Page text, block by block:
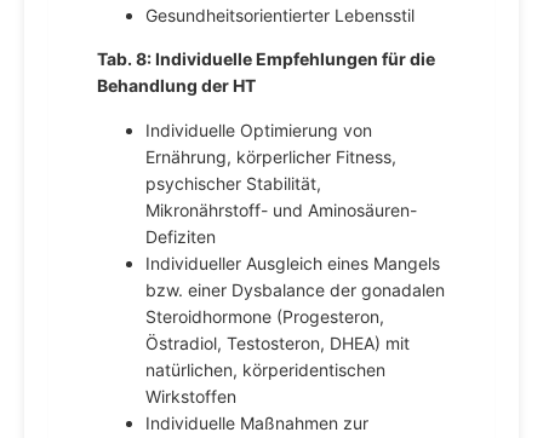
Gesundheitsorientierter Lebensstil
Tab. 8: Individuelle Empfehlungen für die
Behandlung der HT
Individuelle Optimierung von
Ernährung, körperlicher Fitness,
psychischer Stabilität,
Mikronährstoff- und Aminosäuren-
Defiziten
Individueller Ausgleich eines Mangels
bzw. einer Dysbalance der gonadalen
Steroidhormone (Progesteron,
Östradiol, Testosteron, DHEA) mit
natürlichen, körperidentischen
Wirkstoffen
Individuelle Maßnahmen zur